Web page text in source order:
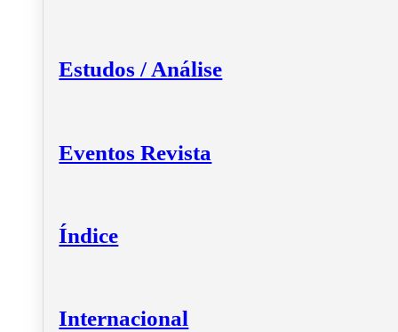
Estudos / Análise
Eventos Revista
Índice
Internacional